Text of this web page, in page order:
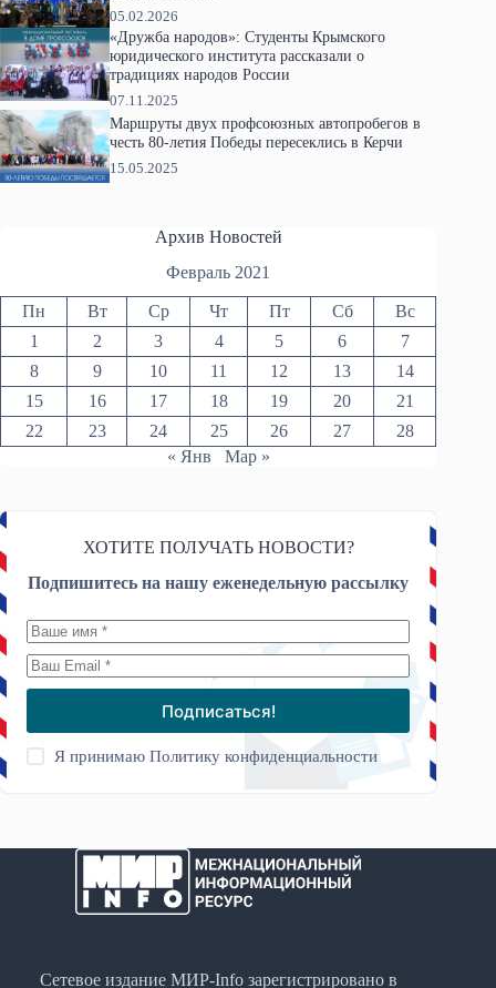
05.02.2026
«Дружба народов»: Студенты Крымского
юридического института рассказали о
традициях народов России
07.11.2025
Маршруты двух профсоюзных автопробегов в
честь 80-летия Победы пересеклись в Керчи
15.05.2025
Архив Новостей
Февраль 2021
Пн Вт Ср Чт Пт Сб
Вс
1
2 3 4 5 6
7
8
9 10 11 12 13
14
15
16 17 18 19 20
21
22
23 24 25 26 27
28
« Янв
Мар »
ХОТИТЕ ПОЛУЧАТЬ НОВОСТИ?
Подпишитесь на нашу еженедельную рассылку
Подписаться!
Я принимаюПолитику конфиденциальности
Сетевое издание МИР-Info зарегистрировано в